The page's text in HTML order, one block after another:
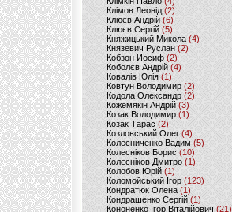
Клімов Леонід(2)
Клюєв Андрій(6)
Клюєв Сергій (5)
Княжицький Микола(4)
Князевич Руслан (2)
Кобзон Иосиф(2)
Коболєв Андрій (4)
Ковалів Юлія(1)
Ковтун Володимир (2)
Кодола Олександр (2)
Кожемякін Андрій (3)
Козак Володимир (1)
Козак Тарас (2)
Козловський Олег(4)
Колесниченко Вадим (5)
Колесніков Борис (10)
Колєсніков Дмитро (1)
Колобов Юрій (1)
Коломойський Ігор (123)
Кондратюк Олена(1)
Кондрашенко Сергій (1)
Кононенко Ігор Віталійович (21)